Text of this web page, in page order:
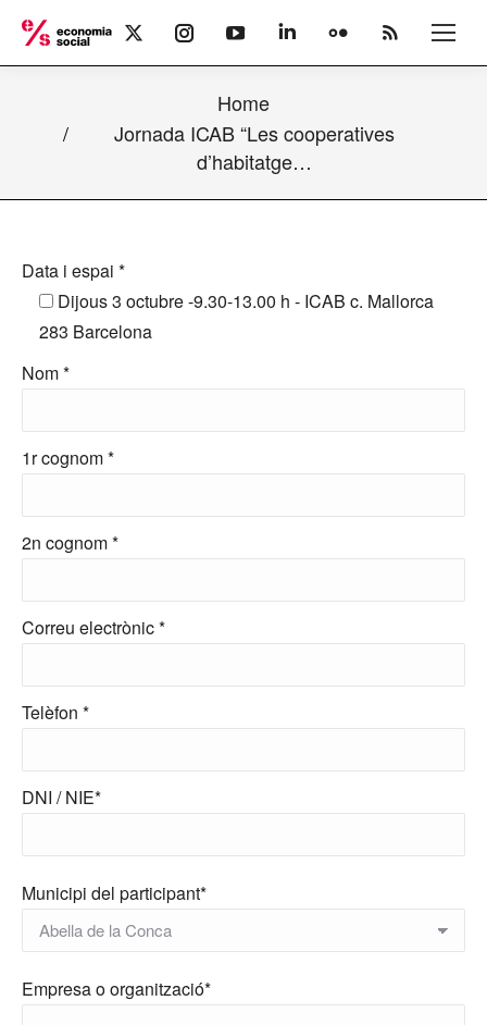
X
page
new
window
Instagram
page
new
window
YouTube
page
in
new
window
Linkedin
page
new
window
Flickr
page
new
window
Rss
page
new
window
Home
Jornada ICAB “Les cooperatives
d’habitatge…
Data i espai *
Dijous 3 octubre -9.30-13.00 h - ICAB c. Mallorca
283 Barcelona
Nom *
1r cognom *
2n cognom *
Correu electrònic *
Telèfon *
DNI / NIE*
Municipi del participant*
Empresa o organització*